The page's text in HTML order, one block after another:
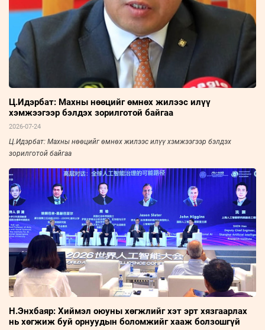
Ц.Идэрбат: Махны нөөцийг өмнөх жилээс илүү
хэмжээгээр бэлдэх зорилготой байгаа
2026-07-24
Ц.Идэрбат: Махны нөөцийг өмнөх жилээс илүү хэмжээгээр бэлдэх
зорилготой байгаа
Н.Энхбаяр: Хиймэл оюуны хөгжлийг хэт эрт хязгаарлах
нь хөгжиж буй орнуудын боломжийг хааж болзошгүй